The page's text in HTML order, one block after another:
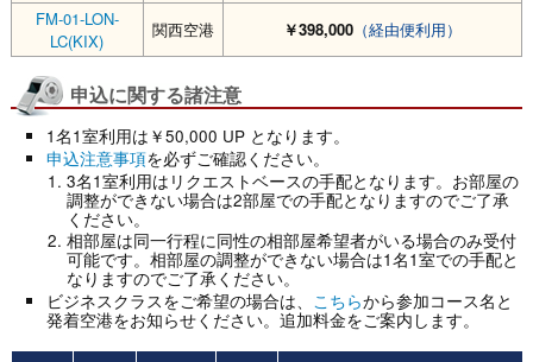
FM-01-LON-
LC(KIX)
関西空港 ￥398,000（経由便利用）
申込に関する諸注意
1名1室利用は￥50,000 UP となります。
申込注意事項を必ずご確認ください。
3名1室利用はリクエストベースの手配となります。お部屋の
調整ができない場合は2部屋での手配となりますのでご了承
ください。
相部屋は同一行程に同性の相部屋希望者がいる場合のみ受付
可能です。相部屋の調整ができない場合は1名1室での手配と
なりますのでご了承ください。
ビジネスクラスをご希望の場合は、 こちらから参加コース名と
発着空港をお知らせください。追加料金をご案内します。